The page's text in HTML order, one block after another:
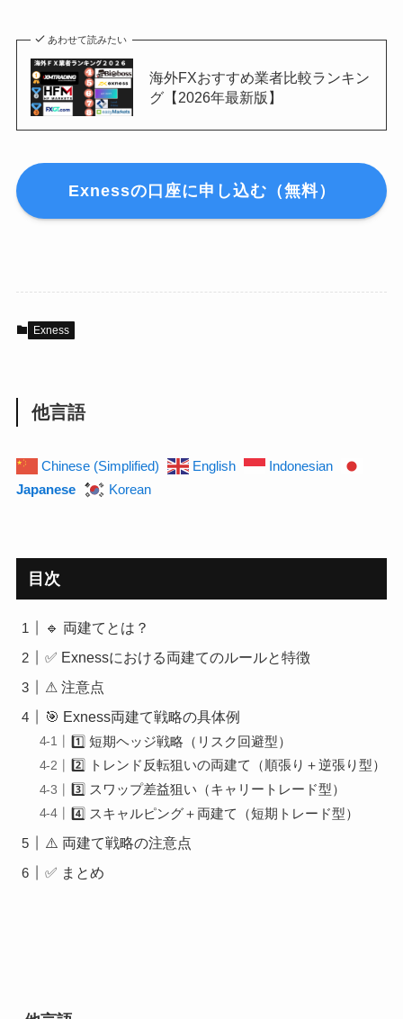
あわせて読みたい
海外FXおすすめ業者比較ランキン
グ【2026年最新版】
Exnessの口座に申し込む（無料）
Exness
他言語
Chinese (Simplified) English
Indonesian
Japanese
Korean
目次
🔹 両建てとは？
✅ Exnessにおける両建てのルールと特徴
⚠ 注意点
🎯 Exness両建て戦略の具体例
1️⃣ 短期ヘッジ戦略（リスク回避型）
2️⃣ トレンド反転狙いの両建て（順張り＋逆張り型）
3️⃣ スワップ差益狙い（キャリートレード型）
4️⃣ スキャルピング＋両建て（短期トレード型）
⚠️ 両建て戦略の注意点
✅ まとめ